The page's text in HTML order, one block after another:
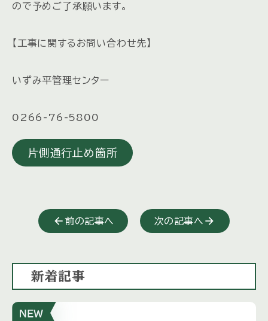
ので予めご了承願います。
【工事に関するお問い合わせ先】
いずみ平管理センター
0266-76-5800
片側通行止め箇所
前の記事へ 次の記事へ
新着記事